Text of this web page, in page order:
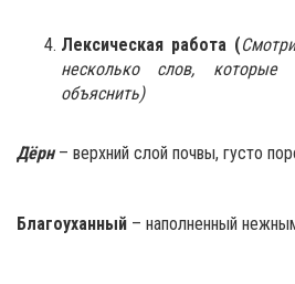
Лексическая работа (
несколько слов,
объяснить)
Дёрн– верхний слой почвы, густо
Благоуханный – наполненный